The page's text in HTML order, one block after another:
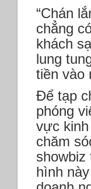
“Chán
chẳng
khách
lung
tiền vào
Để tạp
phóng
vực
chăm
showbiz
hình